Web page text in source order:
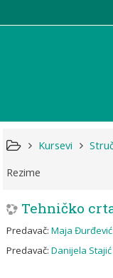
Kursevi
Rezime
Tehničko
Predavač:Maja Đurđević
Predavač:Danijela Stajić